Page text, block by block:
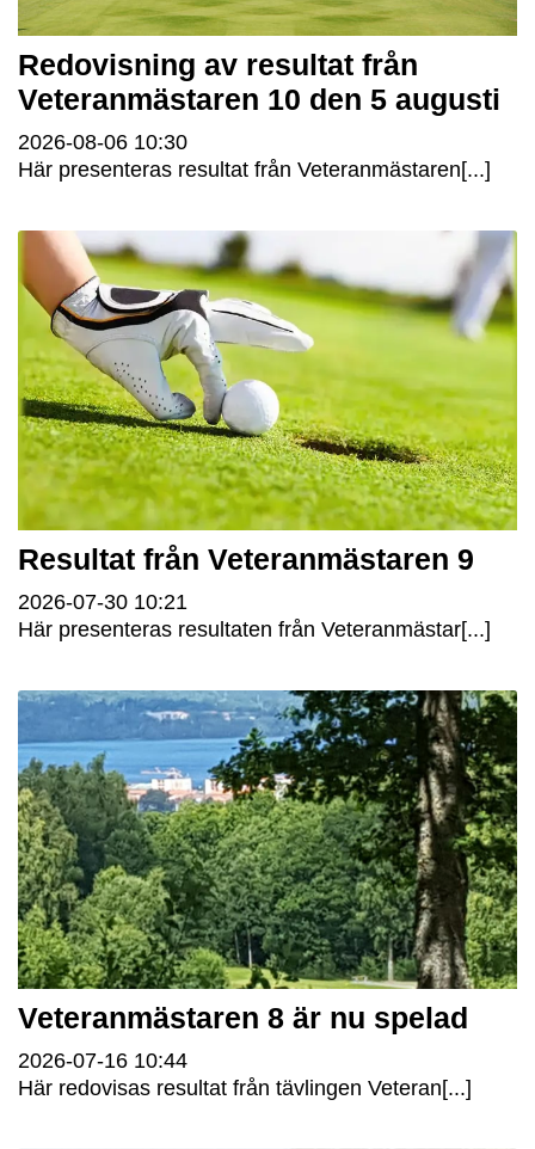
Redovisning av resultat från
Veteranmästaren 10 den 5 augusti
2026-08-06 10:30
Här presenteras resultat från Veteranmästaren[...]
Resultat från Veteranmästaren 9
2026-07-30 10:21
Här presenteras resultaten från Veteranmästar[...]
Veteranmästaren 8 är nu spelad
2026-07-16 10:44
Här redovisas resultat från tävlingen Veteran[...]